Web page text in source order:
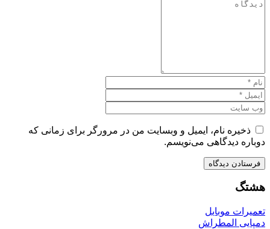
ذخیره نام، ایمیل و وبسایت من در مرورگر برای زمانی که
دوباره دیدگاهی می‌نویسم.
هشتگ
تعمیرات موبایل
دمپایی المطراش